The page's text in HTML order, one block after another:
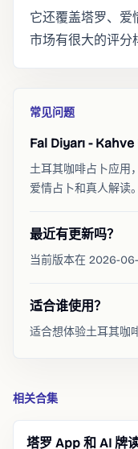
它还覆盖塔罗、爱
市场有很大的评分
常见问题
Fal Diyarı - Kahve
土耳其咖啡占卜应用
爱情占卜和真人解读。
最近有更新吗？
当前版本在 2026-06-
适合谁使用？
适合想体验土耳其咖
相关合集
塔罗 App 和 AI 牌